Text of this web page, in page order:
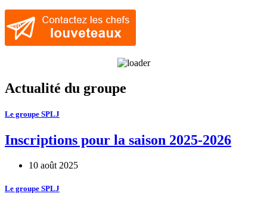
Actualité du groupe
Le groupe SPLJ
Inscriptions pour la saison 2025-2026
10 août 2025
Le groupe SPLJ